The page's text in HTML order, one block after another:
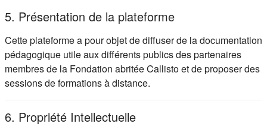
5. Présentation de la plateforme
Cette plateforme a pour objet de diffuser de la documentation
pédagogique utile aux différents publics des partenaires
membres de la Fondation abritée Callisto et de proposer des
sessions de formations à distance.
6. Propriété Intellectuelle